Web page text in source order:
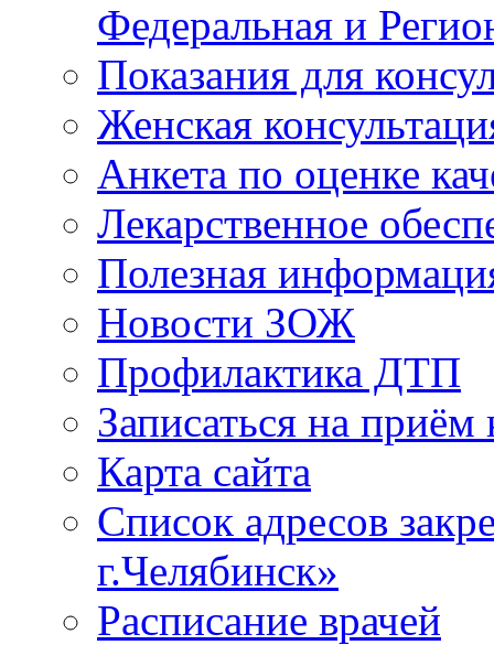
Федеральная и
Показания для
Женская
Анкета по оценке
Лекарственное
Полезная
Новости ЗОЖ
Профилактика ДТП
Записаться на приём
Карта сайта
Список адресов
г.Челябинск»
Расписание врачей